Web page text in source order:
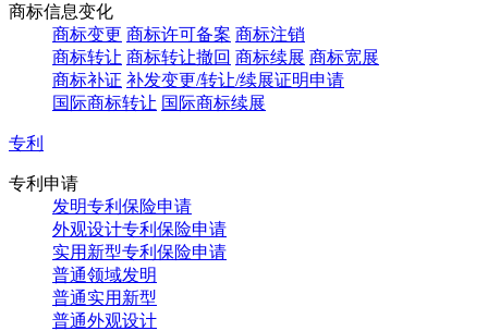
商标信息变化
商标变更 商标许可备案 商标注销
商标转让 商标转让撤回 商标续展 商标宽展
商标补证 补发变更/转让/续展证明申请
国际商标转让 国际商标续展
专利
专利申请
发明专利保险申请
外观设计专利保险申请
实用新型专利保险申请
普通领域发明
普通实用新型
普通外观设计